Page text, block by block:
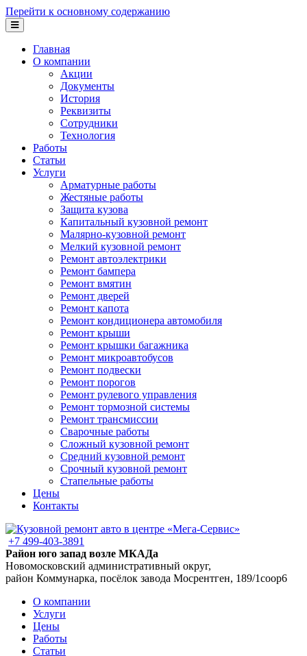
Перейти к основному содержанию
Главная
О компании
Акции
Документы
История
Реквизиты
Сотрудники
Технология
Работы
Статьи
Услуги
Арматурные работы
Жестяные работы
Защита кузова
Капитальный кузовной ремонт
Малярно-кузовной ремонт
Мелкий кузовной ремонт
Ремонт автоэлектрики
Ремонт бампера
Ремонт вмятин
Ремонт дверей
Ремонт капота
Ремонт кондиционера автомобиля
Ремонт крыши
Ремонт крышки багажника
Ремонт микроавтобусов
Ремонт подвески
Ремонт порогов
Ремонт рулевого управления
Ремонт тормозной системы
Ремонт трансмиссии
Сварочные работы
Сложный кузовной ремонт
Средний кузовной ремонт
Срочный кузовной ремонт
Стапельные работы
Цены
Контакты
+7 499-403-3891
Район юго запад возле МКАДа
Новомосковский административный округ,
район Коммунарка, посёлок завода Мосрентген, 189/1соор6
О компании
Услуги
Цены
Работы
Статьи